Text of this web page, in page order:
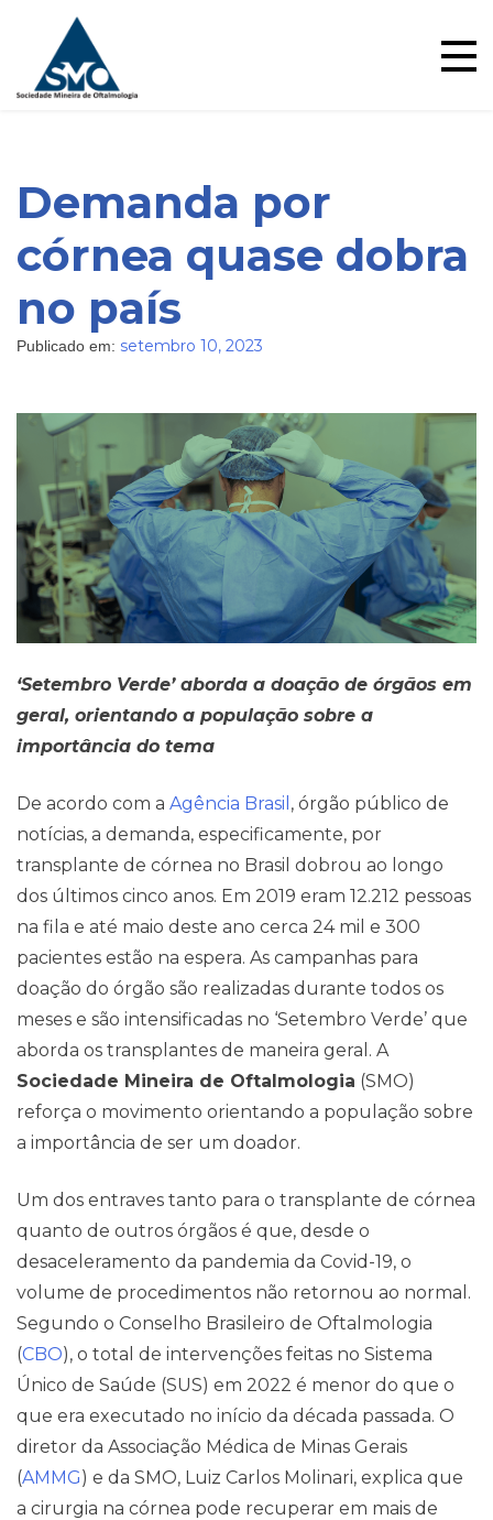
content
Blog
Pareceres Jurídicos
Contato
Demanda por
córnea quase dobra
no país
Publicado em: setembro 10, 2023
‘Setembro Verde’ aborda a doação de órgãos em
geral, orientando a população sobre a
importância do tema
De acordo com a Agência Brasil , órgão público de
notícias, a demanda, especificamente, por
transplante de córnea no Brasil dobrou ao longo
dos últimos cinco anos. Em 2019 eram 12.212 pessoas
na fila e até maio deste ano cerca 24 mil e 300
pacientes estão na espera. As campanhas para
doação do órgão são realizadas durante todos os
meses e são intensificadas no ‘Setembro Verde’ que
aborda os transplantes de maneira geral. A
Sociedade Mineira de Oftalmologia (SMO)
reforça o movimento orientando a população sobre
a importância de ser um doador.
Um dos entraves tanto para o transplante de córnea
quanto de outros órgãos é que, desde o
desaceleramento da pandemia da Covid-19, o
volume de procedimentos não retornou ao normal.
Segundo o Conselho Brasileiro de Oftalmologia
(CBO), o total de intervenções feitas no Sistema
Único de Saúde (SUS) em 2022 é menor do que o
que era executado no início da década passada. O
diretor da Associação Médica de Minas Gerais
(AMMG) e da SMO, Luiz Carlos Molinari, explica que
a cirurgia na córnea pode recuperar em mais de